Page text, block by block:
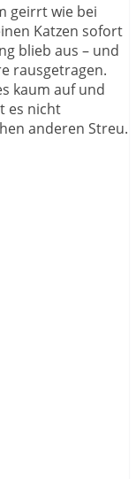
geirrt wie bei
Katzen sofort
blieb aus – und
rausgetragen.
kaum auf und
es nicht
anderen Streu.